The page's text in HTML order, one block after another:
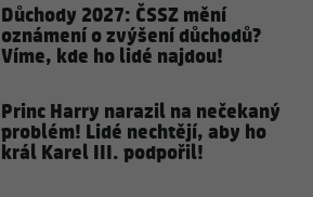
Důchody 2027: ČSSZ mění
oznámení o zvýšení důchodů?
Víme, kde ho lidé najdou!
Princ Harry narazil na nečekaný
problém! Lidé nechtějí, aby ho
král Karel III. podpořil!